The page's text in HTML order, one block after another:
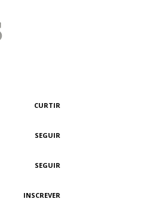
CURTIR
SEGUIR
SEGUIR
INSCREVER